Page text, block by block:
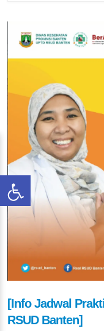
[Info Jadwal
RSUD Banten]